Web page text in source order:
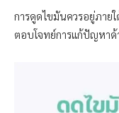
การดูดไขมันควรอยู่ภาย
ตอบโจทย์การแก้ปัญหา